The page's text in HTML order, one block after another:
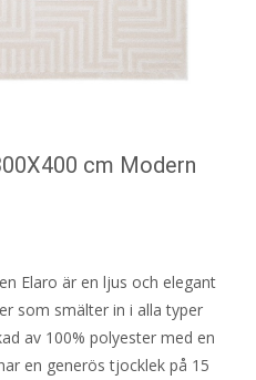
cm Modern
Elaro är en ljus och elegant
som smälter in i alla typer
av 100% polyester med en
en generös tjocklek på 15